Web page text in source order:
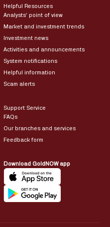
Helpful Resources
Analysts’ point of view
Market and investment trends
Investment news
Activities and announcements
System notifications
Helpful information
Scam alerts
Support Service
FAQs
Our branches and services
Feedback form
Download GoldNOW app